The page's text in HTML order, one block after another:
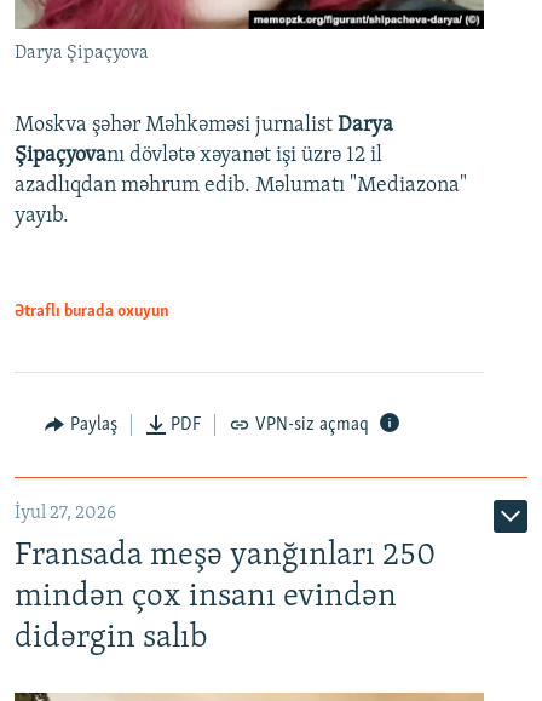
Darya Şipaçyova
Moskva şəhər Məhkəməsi jurnalist Darya
Şipaçyovanı dövlətə xəyanət işi üzrə 12 il
azadlıqdan məhrum edib. Məlumatı "Mediazona"
yayıb.
Ətraflı burada oxuyun
Paylaş PDF VPN-siz açmaq
İyul 27, 2026
Fransada meşə yanğınları 250
mindən çox insanı evindən
didərgin salıb